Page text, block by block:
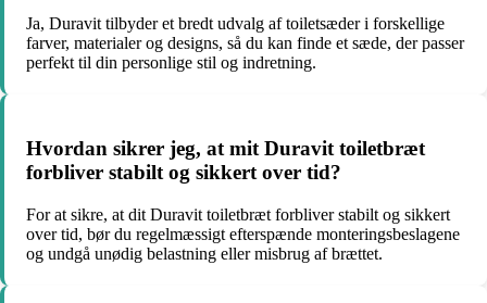
Ja, Duravit tilbyder et bredt udvalg af toiletsæder i forskellige
farver, materialer og designs, så du kan finde et sæde, der passer
perfekt til din personlige stil og indretning.
Hvordan sikrer jeg, at mit Duravit toiletbræt
forbliver stabilt og sikkert over tid?
For at sikre, at dit Duravit toiletbræt forbliver stabilt og sikkert
over tid, bør du regelmæssigt efterspænde monteringsbeslagene
og undgå unødig belastning eller misbrug af brættet.